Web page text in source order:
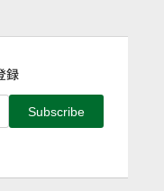
録
Subscribe